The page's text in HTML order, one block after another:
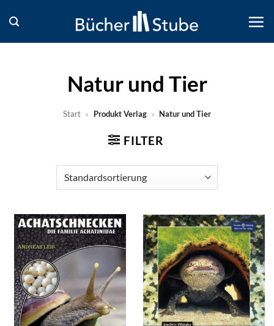
Inhalt
springen
Natur und Tier
Start » Produkt Verlag » Natur und Tier
FILTER